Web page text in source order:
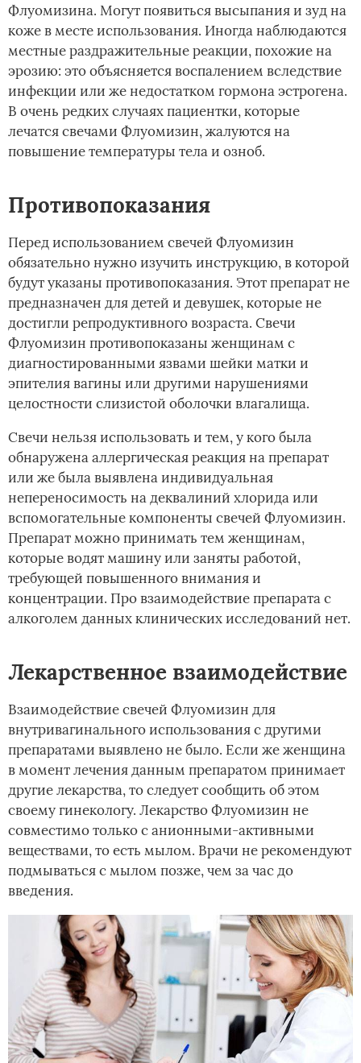
Флуомизина. Могут появиться высыпания и зуд на
коже в месте использования. Иногда наблюдаются
местные раздражительные реакции, похожие на
эрозию: это объясняется воспалением вследствие
инфекции или же недостатком гормона эстрогена.
В очень редких случаях пациентки, которые
лечатся свечами Флуомизин, жалуются на
повышение температуры тела и озноб.
Противопоказания
Перед использованием свечей Флуомизин
обязательно нужно изучить инструкцию, в которой
будут указаны противопоказания. Этот препарат не
предназначен для детей и девушек, которые не
достигли репродуктивного возраста. Свечи
Флуомизин противопоказаны женщинам с
диагностированными язвами шейки матки и
эпителия вагины или другими нарушениями
целостности слизистой оболочки влагалища.
Свечи нельзя использовать и тем, у кого была
обнаружена аллергическая реакция на препарат
или же была выявлена индивидуальная
непереносимость на деквалиний хлорида или
вспомогательные компоненты свечей Флуомизин.
Препарат можно принимать тем женщинам,
которые водят машину или заняты работой,
требующей повышенного внимания и
концентрации. Про взаимодействие препарата с
алкоголем данных клинических исследований нет.
Лекарственное взаимодействие
Взаимодействие свечей Флуомизин для
внутривагинального использования с другими
препаратами выявлено не было. Если же женщина
в момент лечения данным препаратом принимает
другие лекарства, то следует сообщить об этом
своему гинекологу. Лекарство Флуомизин не
совместимо только с анионными-активными
веществами, то есть мылом. Врачи не рекомендуют
подмываться с мылом позже, чем за час до
введения.